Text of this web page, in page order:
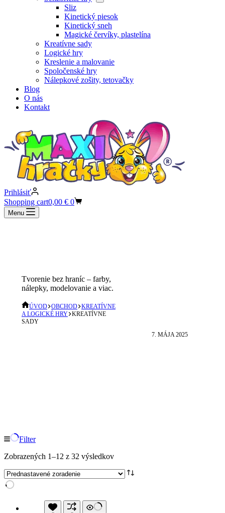
Sliz
Kinetický piesok
Kinetický sneh
Magické červíky, plastelína
Kreatívne sady
Logické hry
Kreslenie a malovanie
Spoločenské hry
Nálepkové zošity, tetovačky
Blog
O nás
Kontakt
Prihlásiť
Shopping cart0,00 € 0
Menu
Tvorenie bez hraníc – farby,
nálepky, modelovanie a viac.
ÚVOD OBCHOD KREATÍVNE
A LOGICKÉ HRY KREATÍVNE
SADY
7. MÁJA 2025
Filter
Zobrazených 1–12 z 32 výsledkov